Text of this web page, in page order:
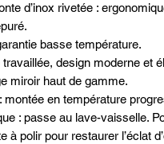
d’inox rivetée :
basse température.
design moderne et
miroir haut de gamme.
montée en température
: passe au lave-vaisselle.
à polir pour restaurer l’éclat